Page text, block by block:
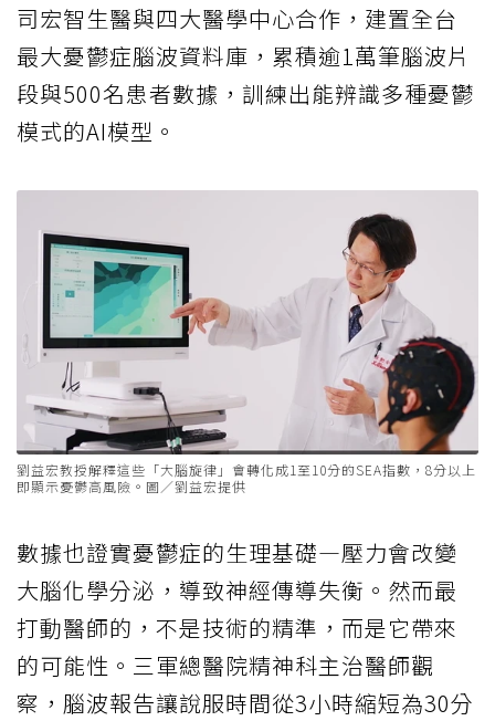
司宏智生醫與四大醫學中心合作，建置全台
最大憂鬱症腦波資料庫，累積逾1萬筆腦波片
段與500名患者數據，訓練出能辨識多種憂鬱
模式的AI模型。
劉益宏教授解釋這些「大腦旋律」會轉化成1至10分的SEA指數，8分以上
即顯示憂鬱高風險。圖／劉益宏提供
數據也證實憂鬱症的生理基礎—壓力會改變
大腦化學分泌，導致神經傳導失衡。然而最
打動醫師的，不是技術的精準，而是它帶來
的可能性。三軍總醫院精神科主治醫師觀
察，腦波報告讓說服時間從3小時縮短為30分